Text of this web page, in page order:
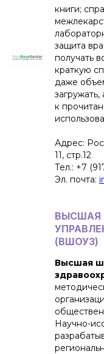
книги;
защита
получать
краткую
даже
к
Адрес:
11, стр.12
Тел.: +7
Эл. почта:
ВЫСШАЯ
(ВШОУЗ)
Высшая
Научно-